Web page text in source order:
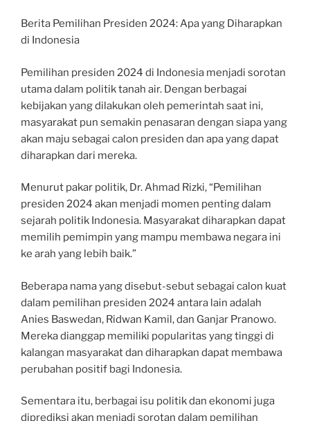
Berita Pemilihan Presiden 2024: Apa yang Diharapkan
di Indonesia
Pemilihan presiden 2024 di Indonesia menjadi sorotan
utama dalam politik tanah air. Dengan berbagai
kebijakan yang dilakukan oleh pemerintah saat ini,
masyarakat pun semakin penasaran dengan siapa yang
akan maju sebagai calon presiden dan apa yang dapat
diharapkan dari mereka.
Menurut pakar politik, Dr. Ahmad Rizki, “Pemilihan
presiden 2024 akan menjadi momen penting dalam
sejarah politik Indonesia. Masyarakat diharapkan dapat
memilih pemimpin yang mampu membawa negara ini
ke arah yang lebih baik.”
Beberapa nama yang disebut-sebut sebagai calon kuat
dalam pemilihan presiden 2024 antara lain adalah
Anies Baswedan, Ridwan Kamil, dan Ganjar Pranowo.
Mereka dianggap memiliki popularitas yang tinggi di
kalangan masyarakat dan diharapkan dapat membawa
perubahan positif bagi Indonesia.
Sementara itu, berbagai isu politik dan ekonomi juga
diprediksi akan menjadi sorotan dalam pemilihan